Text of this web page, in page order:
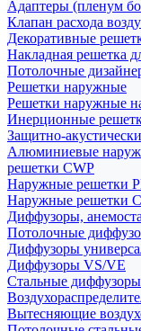
Адаптеры (пленум
Клапан расхода
Декоративные
Накладная решетка
Потолочные
Решетки наружные
Решетки наружные
Инерционные
Защитно-
Алюминиевые
решетки CWP
Наружные решетки
Наружные решетки
Диффузоры,
Потолочные
Диффузоры
Диффузоры VS/VE
Стальные
Вытесняющие